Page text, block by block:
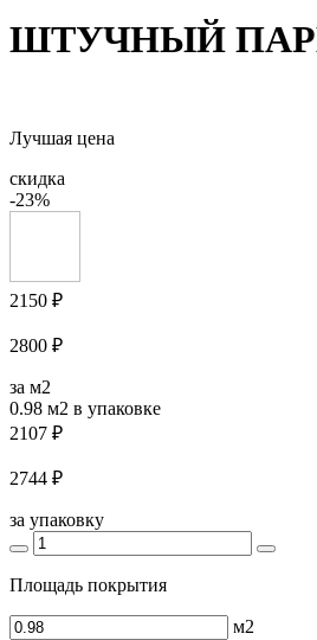
ШТУЧНЫЙ
Лучшая цена
скидка
-23%
2150 ₽
2800 ₽
за м2
0.98 м2 в упаковке
2107 ₽
2744 ₽
за упаковку
Площадь покрытия
м2